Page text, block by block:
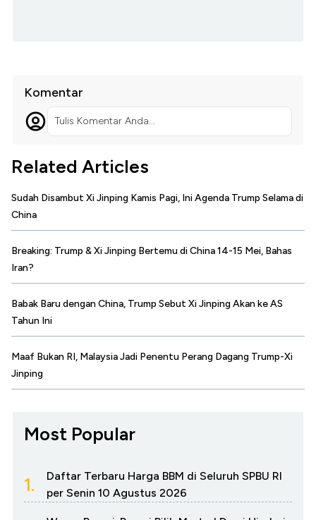
Komentar
Tulis Komentar Anda...
Related Articles
Sudah Disambut Xi Jinping Kamis Pagi, Ini Agenda Trump Selama di
China
Breaking: Trump & Xi Jinping Bertemu di China 14-15 Mei, Bahas
Iran?
Babak Baru dengan China, Trump Sebut Xi Jinping Akan ke AS
Tahun Ini
Maaf Bukan RI, Malaysia Jadi Penentu Perang Dagang Trump-Xi
Jinping
Most Popular
1.
Daftar Terbaru Harga BBM di Seluruh SPBU RI
per Senin 10 Agustus 2026